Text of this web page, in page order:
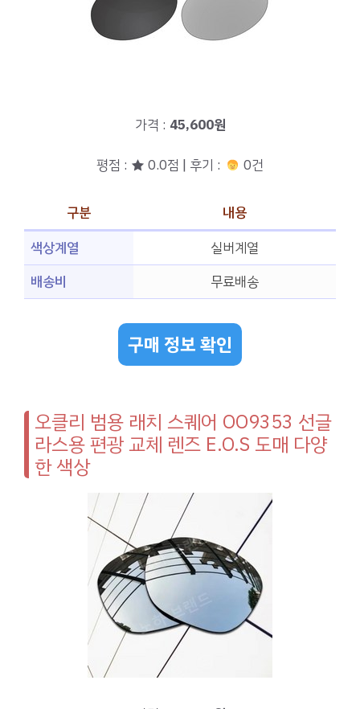
가격 : 45,600원
평점 : ★ 0.0점 | 후기 : 0건
구분
내용
색상계열
실버계열
배송비
무료배송
구매 정보 확인
오클리 범용 래치 스퀘어 OO9353 선글
라스용 편광 교체 렌즈 E.O.S 도매 다양
한 색상